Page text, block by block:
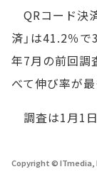
QRコード決
済」は41.2％
年7月の前回調
べて伸び率が最
調査は1月1
Copyright © ITmedia,